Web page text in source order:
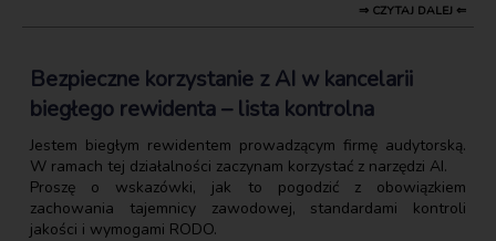
⇒ CZYTAJ DALEJ ⇐
Bezpieczne korzystanie z AI w kancelarii
biegłego rewidenta – lista kontrolna
Jestem biegłym rewidentem prowadzącym firmę audytorską.
W ramach tej działalności zaczynam korzystać z narzędzi AI.
Proszę o wskazówki, jak to pogodzić z obowiązkiem
zachowania tajemnicy zawodowej, standardami kontroli
jakości i wymogami RODO.